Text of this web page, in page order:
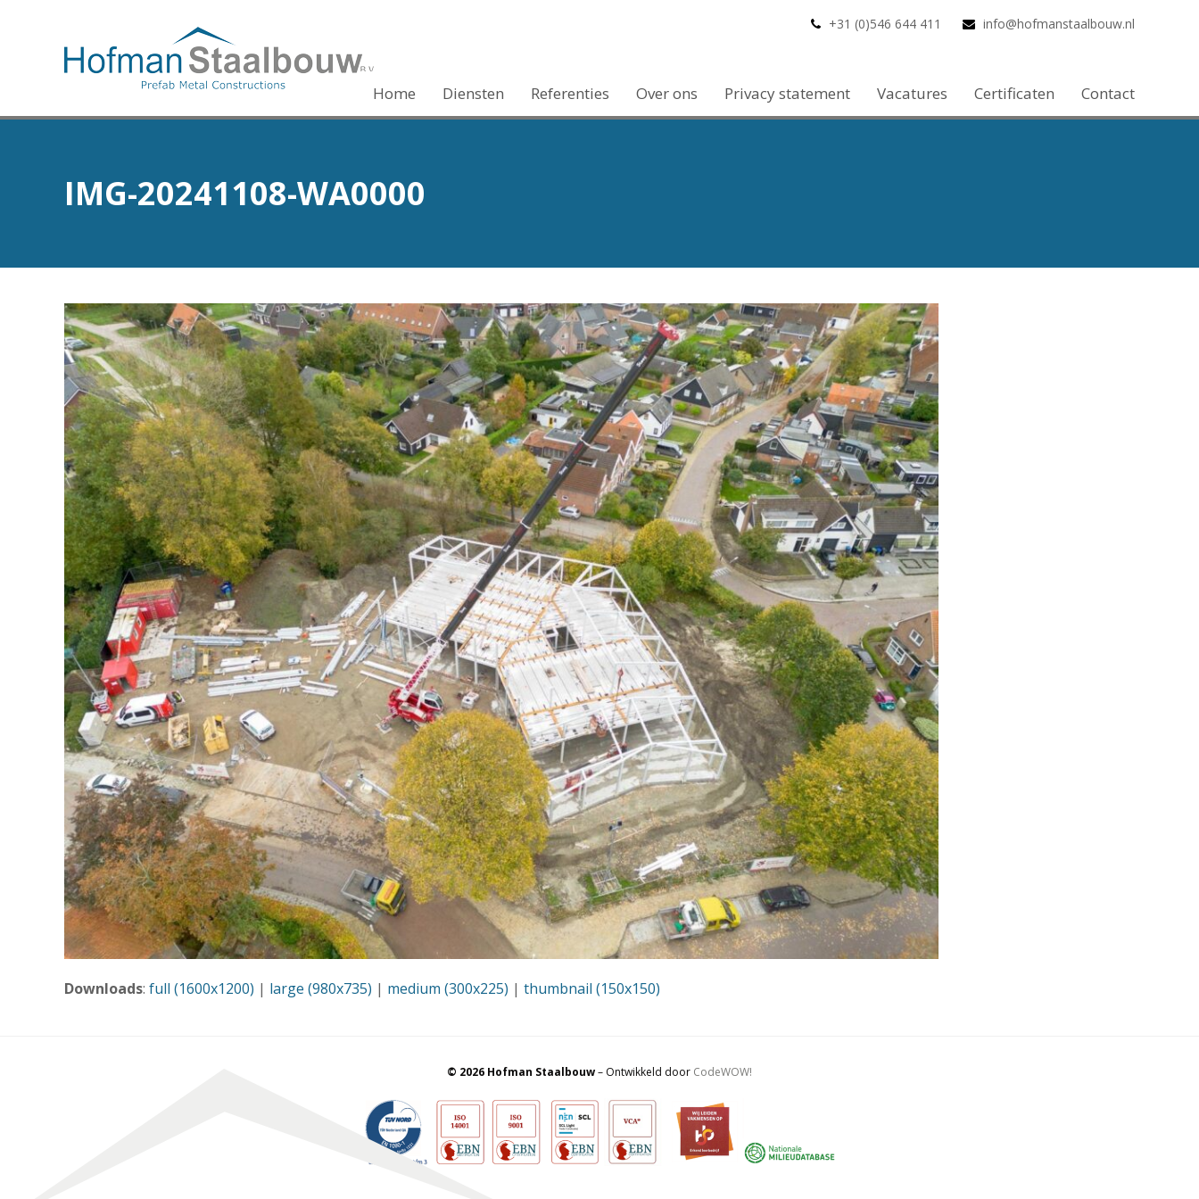
+31 (0)546 644 411 info@hofmanstaalbouw.nl
Home Diensten Referenties Over ons Privacy statement Vacatures Certificaten Contact
IMG-20241108-WA0000
Downloads: full (1600x1200) | large (980x735) | medium (300x225) | thumbnail (150x150)
© 2026 Hofman Staalbouw– Ontwikkeld door CodeWOW!